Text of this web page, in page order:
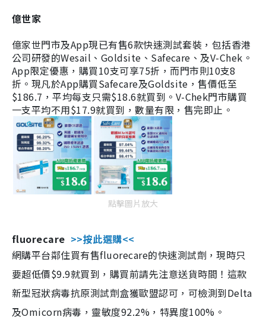
億世家
億家世門市及App現已有售6款快速測試套裝，包括香港
公司研發的Wesail、Goldsite、Safecare、及V-Chek。
App限定優惠，購買10支可享75折，而門市則10支8
折。現凡於App購買Safecare及Goldsite，售價低至
$186.7，平均每支只需$18.6就買到。V-Chek門市購買
一支平均不用$17.9就買到，數量有限，售完即止。
點擊圖片放大
fluorecare >>按此選購<<
網購平台鄰住買有售fluorecare的快速測試劑，現時只
要超低價$9.9就買到，購買前請先注意送貨時間！這款
新型冠狀病毒抗原測試劑盒獲歐盟認可，可檢測到Delta
及Omicorn病毒，靈敏度92.2%，特異度100%。